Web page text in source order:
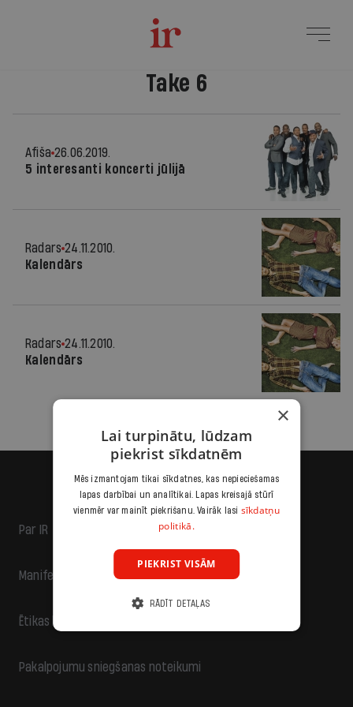
Take 6
Afiša 26.06.2019.
5 interesanti koncerti jūlijā
Radars 24.11.2010.
Kalendārs
Radars 24.11.2010.
Kalendārs
Par IR
Manifests
Ētikas kodekss
Pakalpojumu sniegšanas noteikumi
×
Lai turpinātu, lūdzam
piekrist sīkdatnēm
Mēs izmantojam tikai sīkdatnes, kas nepieciešamas
lapas darbībai un analītikai. Lapas kreisajā stūrī
vienmēr var mainīt piekrišanu. Vairāk lasi sīkdatņu
politikā.
PIEKRIST VISĀM
RĀDĪT DETAĻAS